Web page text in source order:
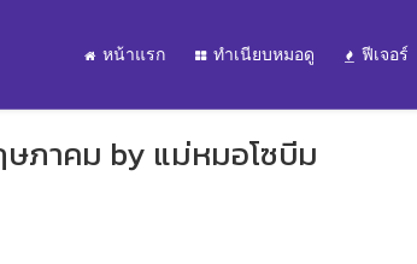
หน้าแรก ทำเนียบหมอดู ฟีเจอร์
ษภาคม by แม่หมอโซบีม